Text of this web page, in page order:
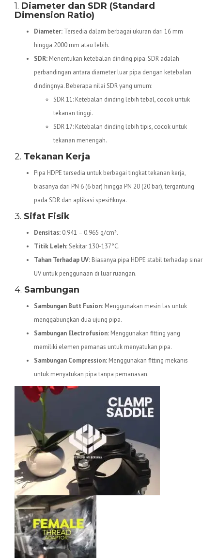
1. Diameter dan SDR (Standard
Dimension Ratio)
Diameter: Tersedia dalam berbagai ukuran dari 16 mm
hingga 2000 mm atau lebih.
SDR: Menentukan ketebalan dinding pipa. SDR adalah
perbandingan antara diameter luar pipa dengan ketebalan
dindingnya. Beberapa nilai SDR yang umum:
SDR 11: Ketebalan dinding lebih tebal, cocok untuk
tekanan tinggi.
SDR 17: Ketebalan dinding lebih tipis, cocok untuk
tekanan menengah.
2. Tekanan Kerja
Pipa HDPE tersedia untuk berbagai tingkat tekanan kerja,
biasanya dari PN 6 (6 bar) hingga PN 20 (20 bar), tergantung
pada SDR dan aplikasi spesifiknya.
3. Sifat Fisik
Densitas: 0.941 – 0.965 g/cm³.
Titik Leleh:Sekitar 130-137°C.
Tahan Terhadap UV: Biasanya pipa HDPE stabil terhadap sinar
UV untuk penggunaan di luar ruangan.
4. Sambungan
Sambungan Butt Fusion: Menggunakan mesin las untuk
menggabungkan dua ujung pipa.
Sambungan Electrofusion: Menggunakan fitting yang
memiliki elemen pemanas untuk menyatukan pipa.
Sambungan Compression: Menggunakan fitting mekanis
untuk menyatukan pipa tanpa pemanasan.